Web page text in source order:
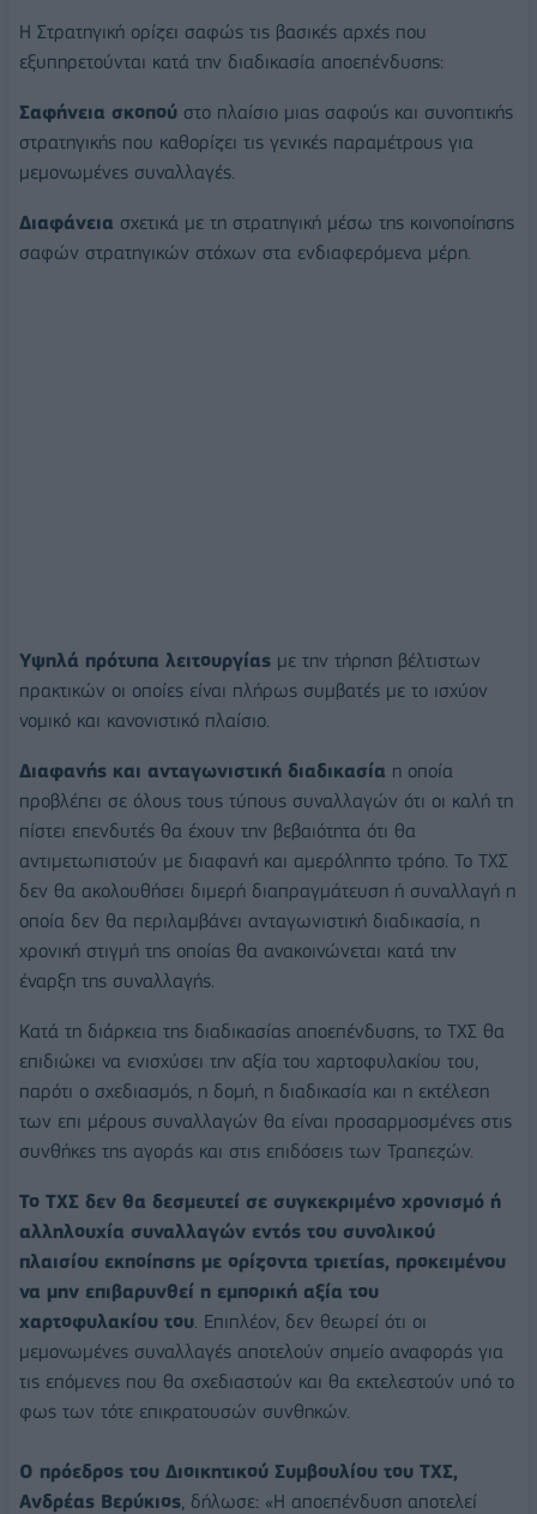
Η Στρατηγική ορίζει σαφώς τις βασικές αρχές που
εξυπηρετούνται κατά την διαδικασία αποεπένδυσης:
Σαφήνεια σκοπού στο πλαίσιο μιας σαφούς και συνοπτικής
στρατηγικής που καθορίζει τις γενικές παραμέτρους για
μεμονωμένες συναλλαγές.
Διαφάνεια σχετικά με τη στρατηγική μέσω της κοινοποίησης
σαφών στρατηγικών στόχων στα ενδιαφερόμενα μέρη.
Υψηλά πρότυπα λειτουργίας με την τήρηση βέλτιστων
πρακτικών οι οποίες είναι πλήρως συμβατές με το ισχύον
νομικό και κανονιστικό πλαίσιο.
Διαφανής και ανταγωνιστική διαδικασία η οποία
προβλέπει σε όλους τους τύπους συναλλαγών ότι οι καλή τη
πίστει επενδυτές θα έχουν την βεβαιότητα ότι θα
αντιμετωπιστούν με διαφανή και αμερόληπτο τρόπο. Το ΤΧΣ
δεν θα ακολουθήσει διμερή διαπραγμάτευση ή συναλλαγή η
οποία δεν θα περιλαμβάνει ανταγωνιστική διαδικασία, η
χρονική στιγμή της οποίας θα ανακοινώνεται κατά την
έναρξη της συναλλαγής.
Κατά τη διάρκεια της διαδικασίας αποεπένδυσης, το ΤΧΣ θα
επιδιώκει να ενισχύσει την αξία του χαρτοφυλακίου του,
παρότι ο σχεδιασμός, η δομή, η διαδικασία και η εκτέλεση
των επι μέρους συναλλαγών θα είναι προσαρμοσμένες στις
συνθήκες της αγοράς και στις επιδόσεις των Τραπεζών.
Το ΤΧΣ δεν θα δεσμευτεί σε συγκεκριμένο χρονισμό ή
αλληλουχία συναλλαγών εντός του συνολικού
πλαισίου εκποίησης με ορίζοντα τριετίας, προκειμένου
να μην επιβαρυνθεί η εμπορική αξία του
χαρτοφυλακίου του . Επιπλέον, δεν θεωρεί ότι οι
μεμονωμένες συναλλαγές αποτελούν σημείο αναφοράς για
τις επόμενες που θα σχεδιαστούν και θα εκτελεστούν υπό το
φως των τότε επικρατουσών συνθηκών.
Ο πρόεδρος του Διοικητικού Συμβουλίου του ΤΧΣ,
Ανδρέας Βερύκιος , δήλωσε: «Η αποεπένδυση αποτελεί